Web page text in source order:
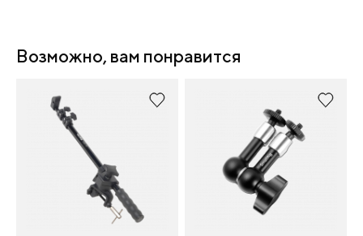
Возможно, вам понравится